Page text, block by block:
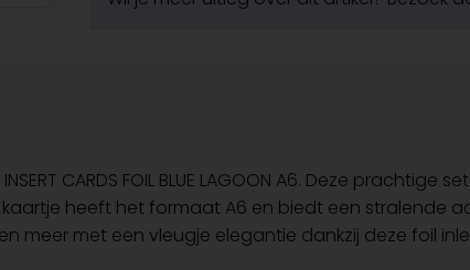
CARDS FOIL BLUE LAGOON A6. Deze
heeft het formaat A6 en biedt een stralende
met een vleugje elegantie dankzij deze foil